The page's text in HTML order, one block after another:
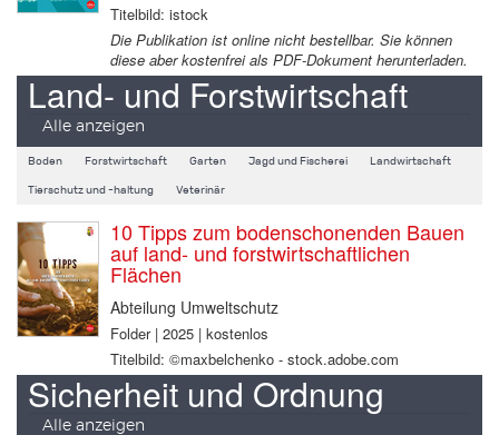
Titelbild: istock
Die Publikation ist online nicht bestellbar. Sie können
diese aber kostenfrei als PDF-Dokument herunterladen.
Land- und Forstwirtschaft
Alle anzeigen
Boden Forstwirtschaft Garten Jagd und Fischerei Landwirtschaft
Tierschutz und -haltung Veterinär
10 Tipps zum bodenschonenden Bauen
auf land- und forstwirtschaftlichen
Flächen
Abteilung Umweltschutz
Folder | 2025 | kostenlos
Titelbild: ©maxbelchenko - stock.adobe.com
Sicherheit und Ordnung
Alle anzeigen